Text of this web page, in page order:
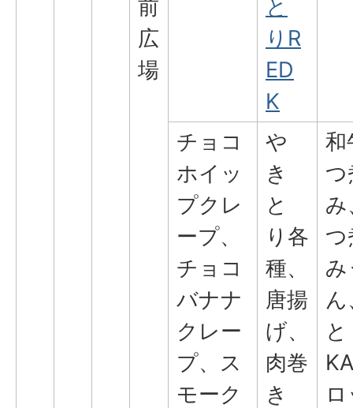
前
広
場
と
りR
ED
K
チョコ
ホイッ
プクレ
ープ、
チョコ
バナナ
クレー
プ、ス
モーク
や
き
と
り各
種、
唐揚
げ、
肉巻
き
和
つ
み
つ
み